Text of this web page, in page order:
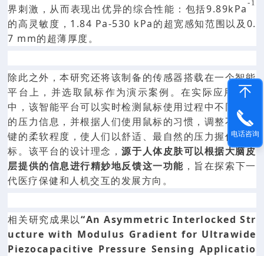
界刺激，从而表现出优异的综合性能：包括9.89kPa -1
的高灵敏度，1.84 Pa-530 kPa的超宽感知范围以及0.
7 mm的超薄厚度。
除此之外，本研究还将该制备的传感器搭载在一个智能
平台上，并选取鼠标作为演示案例。在实际应用展示
中，该智能平台可以实时检测鼠标使用过程中不同按键
的压力信息，并根据人们使用鼠标的习惯，调整不同按
键的柔软程度，使人们以舒适、最自然的压力握住该鼠
标。该平台的设计理念，源于人体皮肤可以根据大脑皮
层提供的信息进行精妙地反馈这一功能 ，旨在探索下一
代医疗保健和人机交互的发展方向。
相关研究成果以“An Asymmetric Interlocked Str
ucture with Modulus Gradient for Ultrawide
Piezocapacitive Pressure Sensing Applicatio
电话咨询